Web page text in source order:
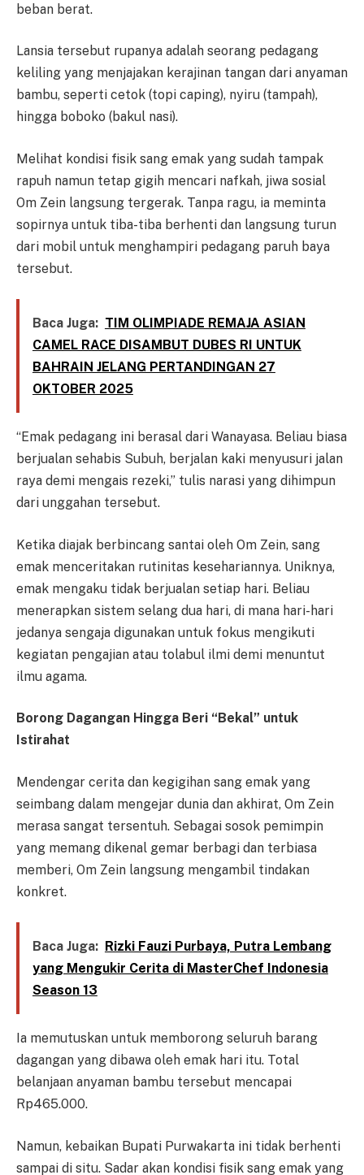
beban berat.
Lansia tersebut rupanya adalah seorang pedagang
keliling yang menjajakan kerajinan tangan dari anyaman
bambu, seperti cetok (topi caping), nyiru (tampah),
hingga boboko (bakul nasi).
Melihat kondisi fisik sang emak yang sudah tampak
rapuh namun tetap gigih mencari nafkah, jiwa sosial
Om Zein langsung tergerak. Tanpa ragu, ia meminta
sopirnya untuk tiba-tiba berhenti dan langsung turun
dari mobil untuk menghampiri pedagang paruh baya
tersebut.
Baca Juga: TIM OLIMPIADE REMAJA ASIAN
CAMEL RACE DISAMBUT DUBES RI UNTUK
BAHRAIN JELANG PERTANDINGAN 27
OKTOBER 2025
“Emak pedagang ini berasal dari Wanayasa. Beliau biasa
berjualan sehabis Subuh, berjalan kaki menyusuri jalan
raya demi mengais rezeki,” tulis narasi yang dihimpun
dari unggahan tersebut.
Ketika diajak berbincang santai oleh Om Zein, sang
emak menceritakan rutinitas kesehariannya. Uniknya,
emak mengaku tidak berjualan setiap hari. Beliau
menerapkan sistem selang dua hari, di mana hari-hari
jedanya sengaja digunakan untuk fokus mengikuti
kegiatan pengajian atau tolabul ilmi demi menuntut
ilmu agama.
Borong Dagangan Hingga Beri “Bekal” untuk
Istirahat
Mendengar cerita dan kegigihan sang emak yang
seimbang dalam mengejar dunia dan akhirat, Om Zein
merasa sangat tersentuh. Sebagai sosok pemimpin
yang memang dikenal gemar berbagi dan terbiasa
memberi, Om Zein langsung mengambil tindakan
konkret.
Baca Juga: Rizki Fauzi Purbaya, Putra Lembang
yang Mengukir Cerita di MasterChef Indonesia
Season 13
Ia memutuskan untuk memborong seluruh barang
dagangan yang dibawa oleh emak hari itu. Total
belanjaan anyaman bambu tersebut mencapai
Rp465.000.
Namun, kebaikan Bupati Purwakarta ini tidak berhenti
sampai di situ. Sadar akan kondisi fisik sang emak yang